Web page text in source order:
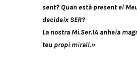
sent? Quan està present el
decideix SER?
La nostra Mi.Ser.IA anhela
teu propi mirall.»